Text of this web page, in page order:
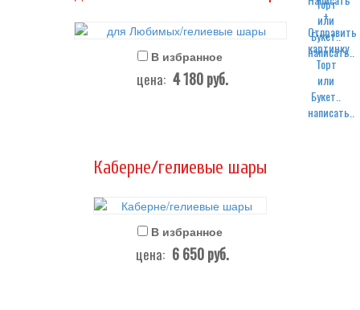
написать..
написать..
В избранное
цена: 4 180руб.
Каберне/гелиевые шары
В избранное
цена: 6 650руб.